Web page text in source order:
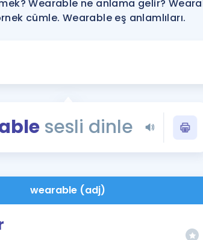
YDS ve YÖKDİL'e
Tüm ÖSYM
YDS - YÖKDİL
İngilizce Gramer
Wearable ne anlama gelir?
cümle. Wearable eş anlamlıları.
sesli dinle
wearable (adj)